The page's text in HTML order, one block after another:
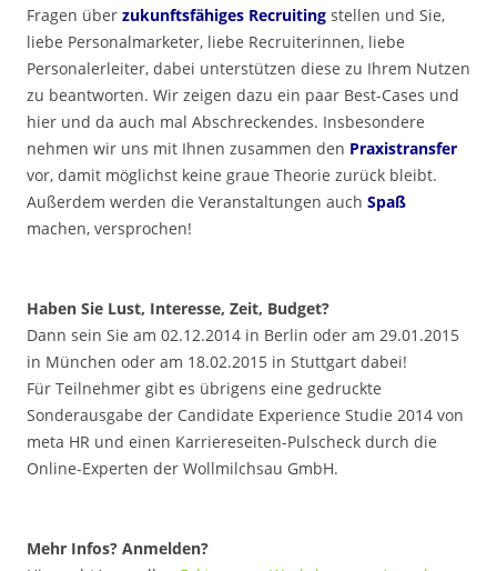
Fragen über zukunftsfähiges Recruiting stellen und Sie,
liebe Personalmarketer, liebe Recruiterinnen, liebe
Personalerleiter, dabei unterstützen diese zu Ihrem Nutzen
zu beantworten. Wir zeigen dazu ein paar Best-Cases und
hier und da auch mal Abschreckendes. Insbesondere
nehmen wir uns mit Ihnen zusammen den Praxistransfer
vor, damit möglichst keine graue Theorie zurück bleibt.
Außerdem werden die Veranstaltungen auch Spaß
machen, versprochen!
Haben Sie Lust, Interesse, Zeit, Budget?
Dann sein Sie am 02.12.2014 in Berlin oder am 29.01.2015
in München oder am 18.02.2015 in Stuttgart dabei!
Für Teilnehmer gibt es übrigens eine gedruckte
Sonderausgabe der Candidate Experience Studie 2014 von
meta HR und einen Karriereseiten-Pulscheck durch die
Online-Experten der Wollmilchsau GmbH.
Mehr Infos? Anmelden?